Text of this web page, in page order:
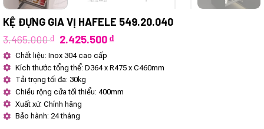
KỆ ĐỰNG GIA VỊ HAFELE 549.20.040
3.465.000₫ Giá
là:
3.465.000 ₫.
2.425.500₫Giá
là:
Chất liệu: Inox 304 cao cấp
Kích thước tổng thể: D364 x R475 x C460mm
Tải trọng tối đa: 30kg
Chiều rộng cửa tối thiểu: 400mm
Xuất xứ: Chính hãng
Bảo hành: 24 tháng